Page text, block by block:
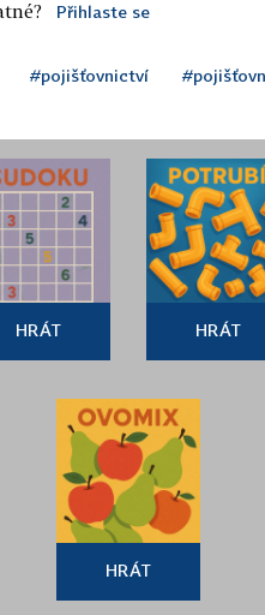
Přihlaste se
#pojišťovnictví
HRÁT HRÁT
HRÁT